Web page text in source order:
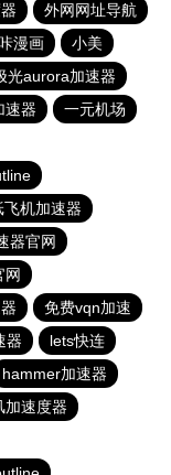
外网网址导航
漫画
小美
光aurora加速器
速器
一元机场
飞机加速器
器官网
网
免费vqn加速
器
lets快连
hammer加速器
加速度器